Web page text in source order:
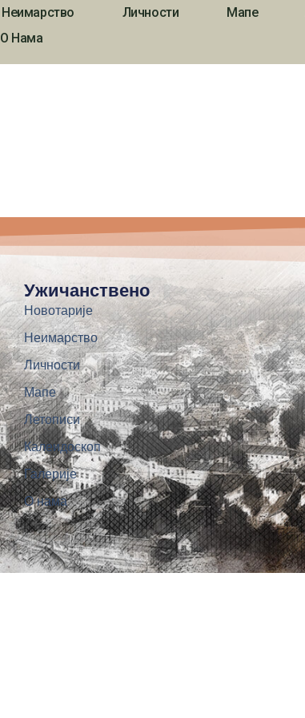
Неимарство Личности Мапе
О Нама
Ужичанствено
Новотарије
Неимарство
Личности
Мапе
Летописи
Калеидоскоп
Галерије
О нама